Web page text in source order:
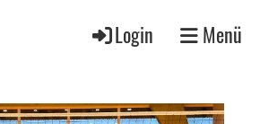
Login Menü